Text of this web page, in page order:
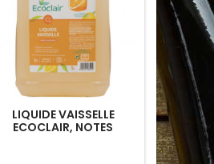
LIQUIDE VAISSELLE
ECOCLAIR, NOTES